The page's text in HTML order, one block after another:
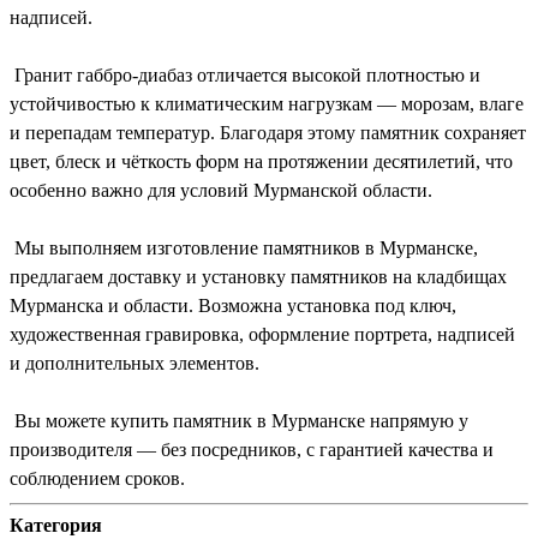
надписей.
Гранит габбро-диабаз отличается высокой плотностью и
устойчивостью к климатическим нагрузкам — морозам, влаге
и перепадам температур. Благодаря этому памятник сохраняет
цвет, блеск и чёткость форм на протяжении десятилетий, что
особенно важно для условий Мурманской области.
Мы выполняем изготовление памятников в Мурманске,
предлагаем доставку и установку памятников на кладбищах
Мурманска и области. Возможна установка под ключ,
художественная гравировка, оформление портрета, надписей
и дополнительных элементов.
Вы можете купить памятник в Мурманске напрямую у
производителя — без посредников, с гарантией качества и
соблюдением сроков.
Категория